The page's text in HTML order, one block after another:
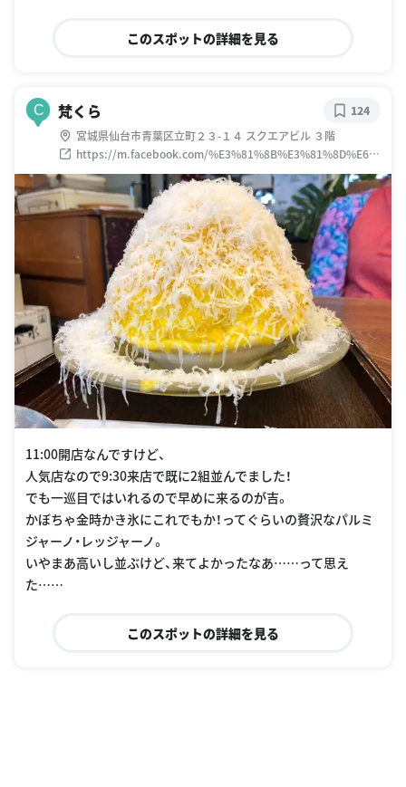
このスポットの詳細を見る
C 梵くら
宮城県仙台市青葉区立町２３-１４ スクエアビル ３階
https://m.facebook.com/%E3%81%8B%E3%81%8D%E6%
B0%B7-%E6%A2%B5%E3%81%8F%E3%82%89-
515294828502081/
124
11:00開店なんですけど、
人気店なので9:30来店で既に2組並んでました！
でも一巡目ではいれるので早めに来るのが吉。
かぼちゃ金時かき氷にこれでもか！ってぐらいの贅沢なパルミ
ジャーノ・レッジャーノ。
いやまあ高いし並ぶけど、来てよかったなあ……って思え
た……
このスポットの詳細を見る